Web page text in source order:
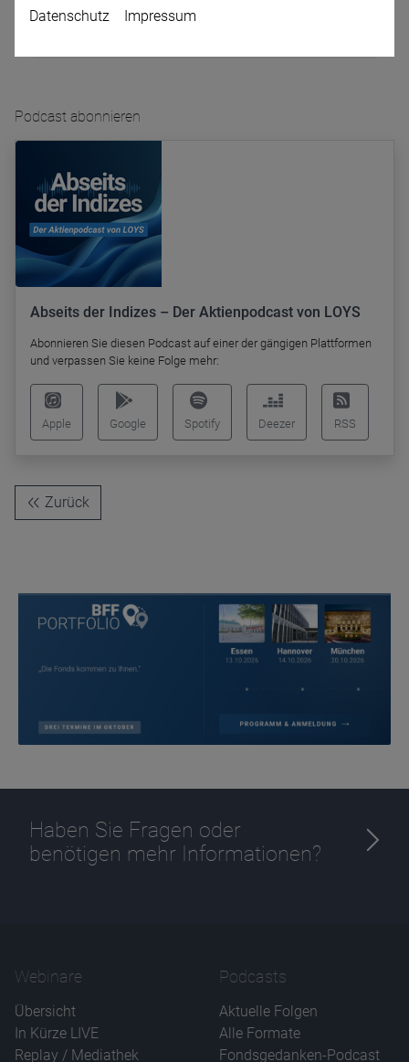
Podcast abonnieren
Abseits der Indizes – Der Aktienpodcast von LOYS
Abonnieren Sie diesen Podcast auf einer der gängigen Plattformen
und verpassen Sie keine Folge mehr:
Apple Google Spotify Deezer RSS
Zurück
Haben Sie Fragen oder
benötigen mehr Informationen?
Webinare
Übersicht
In Kürze LIVE
Replay / Mediathek
Podcasts
Aktuelle Folgen
Alle Formate
Fondsgedanken-Podcast
Datenschutz Impressum
Name
CPref
Anbieter
D&C
Zweck
1 Jahr